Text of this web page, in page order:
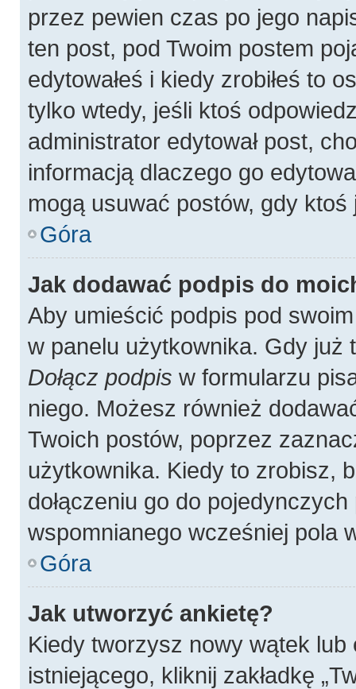
przez pewien czas po jego
ten post, pod Twoim postem
edytowałeś i kiedy zrobiłeś to
tylko wtedy, jeśli ktoś
administrator edytował post,
informacją dlaczego go
mogą usuwać postów, gdy ktoś
Góra
Jak dodawać podpis do
Aby umieścić podpis pod
w panelu użytkownika. Gdy
Dołącz podpis w formularzu
niego. Możesz również
Twoich postów, poprzez
użytkownika. Kiedy to zrobisz,
dołączeniu go do
wspomnianego wcześniej pola
Góra
Jak utworzyć ankietę?
Kiedy tworzysz nowy wątek
istniejącego, kliknij zakładkę